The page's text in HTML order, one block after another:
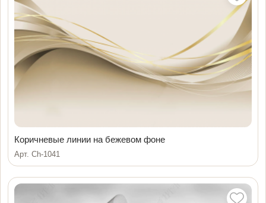
Коричневые линии на бежевом фоне
Арт. Ch-1041